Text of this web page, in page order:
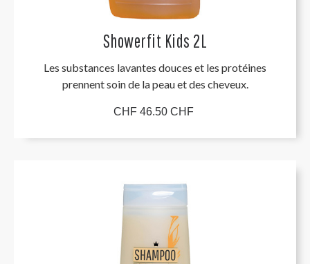
Showerfit Kids 2L
Les substances lavantes douces et les protéines
prennent soin de la peau et des cheveux.
CHF 46.50 CHF